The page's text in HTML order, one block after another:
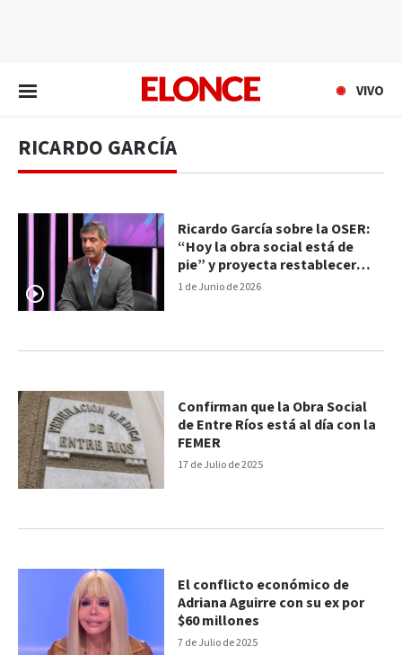
VIVO
RICARDO GARCÍA
1 de Junio de 2026
Ricardo García sobre la OSER:
“Hoy la obra social está de
pie” y proyecta restablecer
prestaciones odontológicas
17 de Julio de 2025
Confirman que la Obra Social
de Entre Ríos está al día con la
FEMER
7 de Julio de 2025
El conflicto económico de
Adriana Aguirre con su ex por
$60 millones